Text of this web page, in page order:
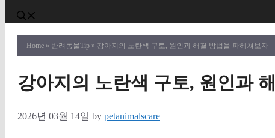
Home » 반려동물Tip » 강아지의 노란색 구토, 원인과 해결 방법을 파헤쳐보자
강아지의 노란색 구토, 원인과
2026년 03월 14일 by petanimalscare